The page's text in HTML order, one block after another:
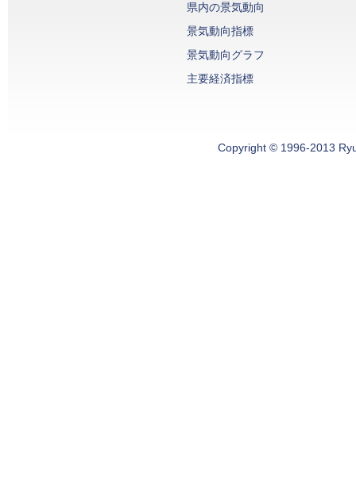
県内の景気動向
景気動向指標
景気動向グラフ
主要経済指標
Copyright © 1996-2013